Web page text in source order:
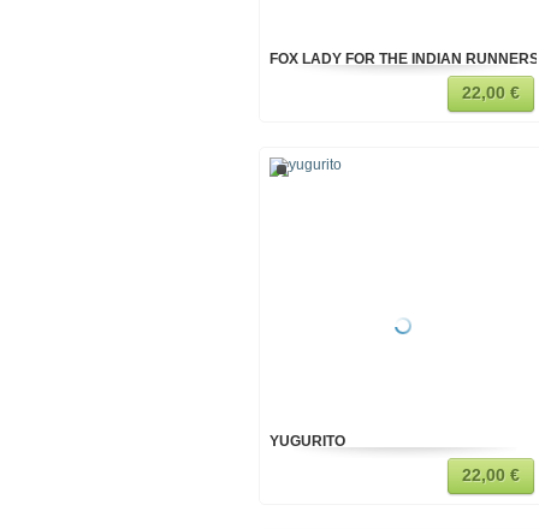
FOX LADY FOR THE INDIAN RUNNERS
22,00 €
YUGURITO
22,00 €